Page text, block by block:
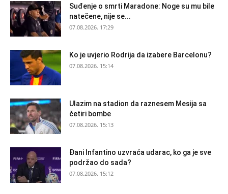
Suđenje o smrti Maradone: Noge su mu bile
natečene, nije se...
07.08.2026. 17:29
Ko je uvjerio Rodrija da izabere Barcelonu?
07.08.2026. 15:14
Ulazim na stadion da raznesem Mesija sa
četiri bombe
07.08.2026. 15:13
Đani Infantino uzvraća udarac, ko ga je sve
podržao do sada?
07.08.2026. 15:12